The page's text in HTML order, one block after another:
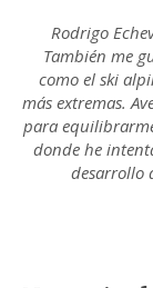
Rodrigo
También me
como el ski
más extremas.
para
donde he
desarrollo